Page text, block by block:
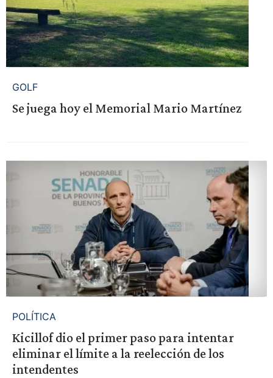
GOLF
Se juega hoy el Memorial Mario Martínez
POLÍTICA
Kicillof dio el primer paso para intentar
eliminar el límite a la reelección de los
intendentes